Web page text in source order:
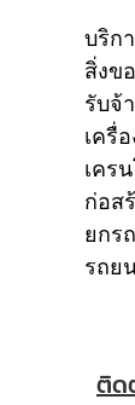
บริก
สิ่งข
รับจ้
เครื่
เคร
ก่อส
ยกร
รถย
ติด